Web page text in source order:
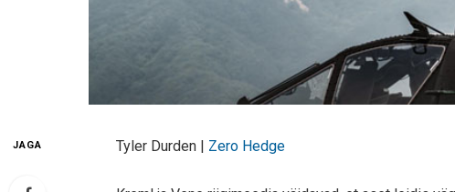
JAGA Tyler Durden | Zero Hedge